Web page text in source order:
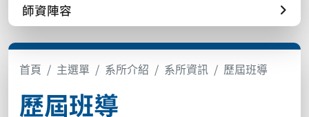
師資陣容
首頁 主選單 系所介紹 系所資訊 歷屆班導
歷屆班導